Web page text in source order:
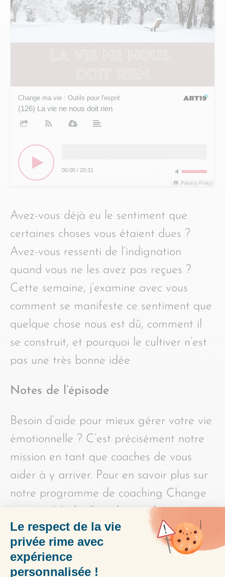
Change ma vie : Outils pour l'esprit
(126) La vie ne nous doit rien
00:00 / 20:31
Privacy Policy
Avez-vous déjà eu le sentiment que
certaines choses vous étaient dues ?
Avez-vous ressenti de l’indignation
quand vous ne les avez pas reçues ?
Cette semaine, j’examine avec vous
comment se manifeste ce sentiment que
quelque chose nous est dû, comment il
se construit, et pourquoi le cultiver n’est
pas une très bonne idée
Notes de l’épisode
Besoin d’aide pour mieux gérer votre vie
émotionnelle ? C’est précisément notre
mission en tant que coaches de vous
aider à y arriver. Pour en savoir plus sur
notre programme de coaching Change
ma vie : Mode d’emploi, rendez-vous ici :
https://changemavie.com/coaching
PARTAGER L'ÉPISODE